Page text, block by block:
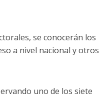
se conocerán los
a nivel nacional y otros
uno de los siete